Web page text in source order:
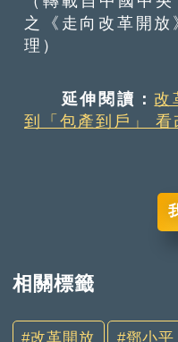
之《走向改革開
理）
延伸閱讀：改
到「包產到戶」 看
相關標籤
改革開放 鄧小平